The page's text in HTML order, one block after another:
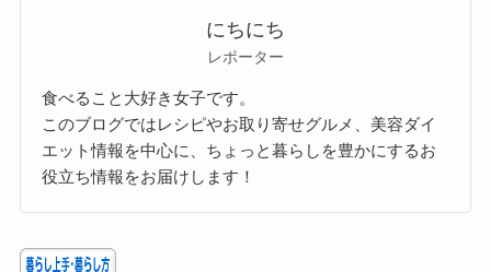
にちにち
レポーター
食べること大好き女子です。
このブログではレシピやお取り寄せグルメ、美容ダイ
エット情報を中心に、ちょっと暮らしを豊かにするお
役立ち情報をお届けします！